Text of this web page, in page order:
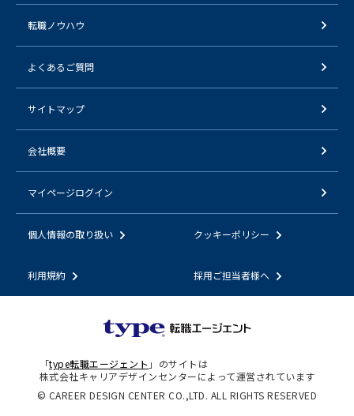
転職ノウハウ
よくあるご質問
サイトマップ
会社概要
マイページログイン
個人情報の取り扱い クッキーポリシー
利用規約 採用ご担当者様へ
「type転職エージェント 」のサイトは
株式会社キャリアデザインセンターによって運営されています
© CAREER DESIGN CENTER CO.,LTD. ALL RIGHTS RESERVED